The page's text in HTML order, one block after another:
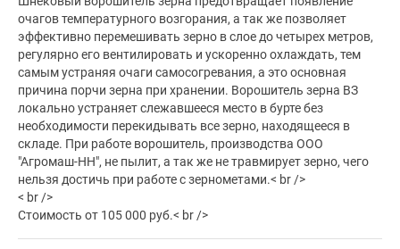
очагов температурного возгорания, а так же позволяет
эффективно перемешивать зерно в слое до четырех метров,
регулярно его вентилировать и ускоренно охлаждать, тем
самым устраняя очаги самосогревания, а это основная
причина порчи зерна при хранении. Ворошитель зерна ВЗ
локально устраняет слежавшееся место в бурте без
необходимости перекидывать все зерно, находящееся в
складе. При работе ворошитель, производства ООО
"Агромаш-НН", не пылит, а так же не травмирует зерно, чего
нельзя достичь при работе с зернометами.< br />
< br />
Стоимость от 105 000 руб.< br />